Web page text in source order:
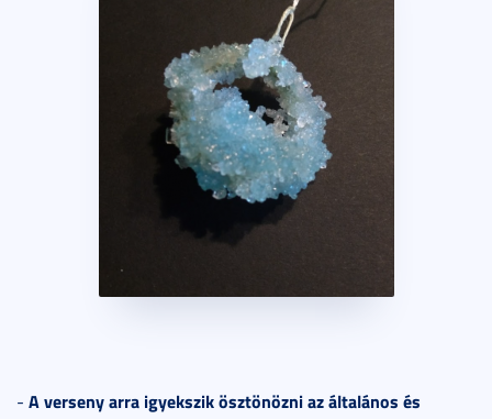
- A verseny arra igyekszik ösztönözni az általános és